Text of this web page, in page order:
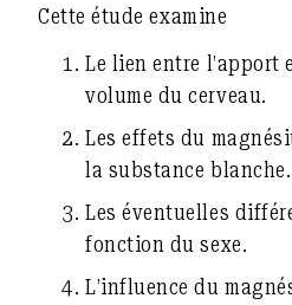
Cette étude examine
Le lien entre l’apport
volume du cerveau.
Les effets du
la substance blanche.
Les éventuelles
fonction du sexe.
L’influence du